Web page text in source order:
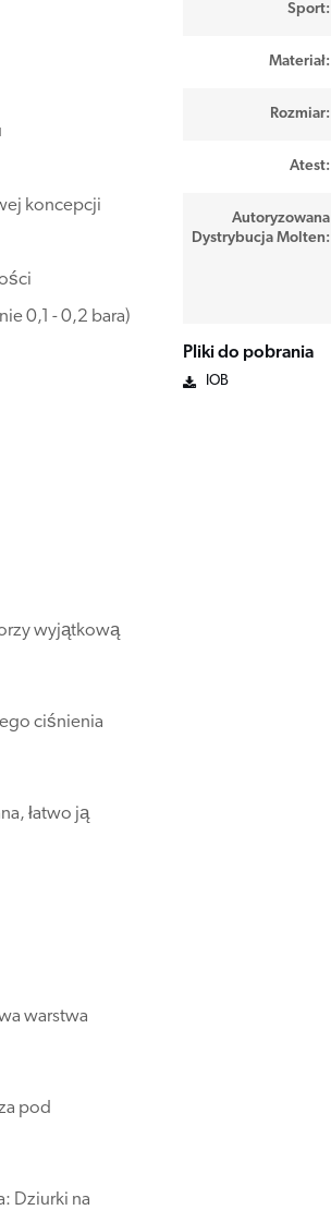
koncepcji
0,1 - 0,2 bara)
wyjątkową
ciśnienia
łatwo ją
warstwa
pod
Dziurki na
Sport:
Materiał:
Rozmiar:
Atest:
Autoryzowana
Dystrybucja Molten:
Pliki do pobrania
IOB